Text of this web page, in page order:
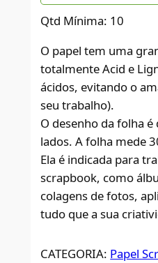
Qtd Mínima: 10
O papel tem uma
totalmente Acid e
ácidos, evitando o
seu trabalho).
O desenho da folha
lados. A folha mede
Ela é indicada para
scrapbook, como
colagens de fotos,
tudo que a sua
CATEGORIA: Papel